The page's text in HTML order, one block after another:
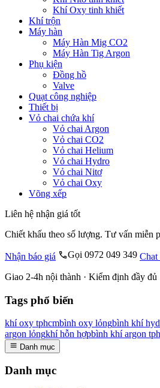
Khí Oxy tinh khiết
Khí trộn
Máy hàn
Máy Hàn Mig CO2
Máy Hàn Tig Argon
Phụ kiện
Đồng hồ
Valve
Quạt công nghiệp
Thiết bị
Vỏ chai chứa khí
Vỏ chai Argon
Vỏ chai CO2
Vỏ chai Helium
Vỏ chai Hydro
Vỏ chai Nitơ
Vỏ chai Oxy
Võng xếp
Liên hệ nhận giá tốt
Chiết khấu theo số lượng. Tư vấn miễn
Nhận báo giá Gọi 0972 049 349 Chat
Giao 2-4h nội thành · Kiểm định đầy đủ
Tags phổ biến
khí oxy tphcmbình oxy lỏngbình khí
argon lỏngkhí hỗn hợpbình khí argon
Danh mục
Danh mục